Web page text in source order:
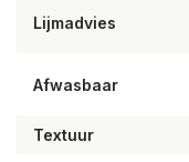
Lijmadvies
Afwasbaar
Textuur